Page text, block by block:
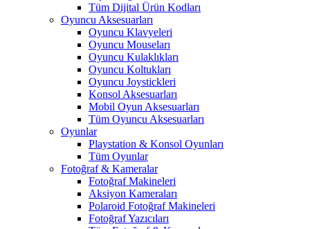
Tüm Dijital Ürün Kodları
Oyuncu Aksesuarları
Oyuncu Klavyeleri
Oyuncu Mouseları
Oyuncu Kulaklıkları
Oyuncu Koltukları
Oyuncu Joystickleri
Konsol Aksesuarları
Mobil Oyun Aksesuarları
Tüm Oyuncu Aksesuarları
Oyunlar
Playstation & Konsol Oyunları
Tüm Oyunlar
Fotoğraf & Kameralar
Fotoğraf Makineleri
Aksiyon Kameraları
Polaroid Fotoğraf Makineleri
Fotoğraf Yazıcıları